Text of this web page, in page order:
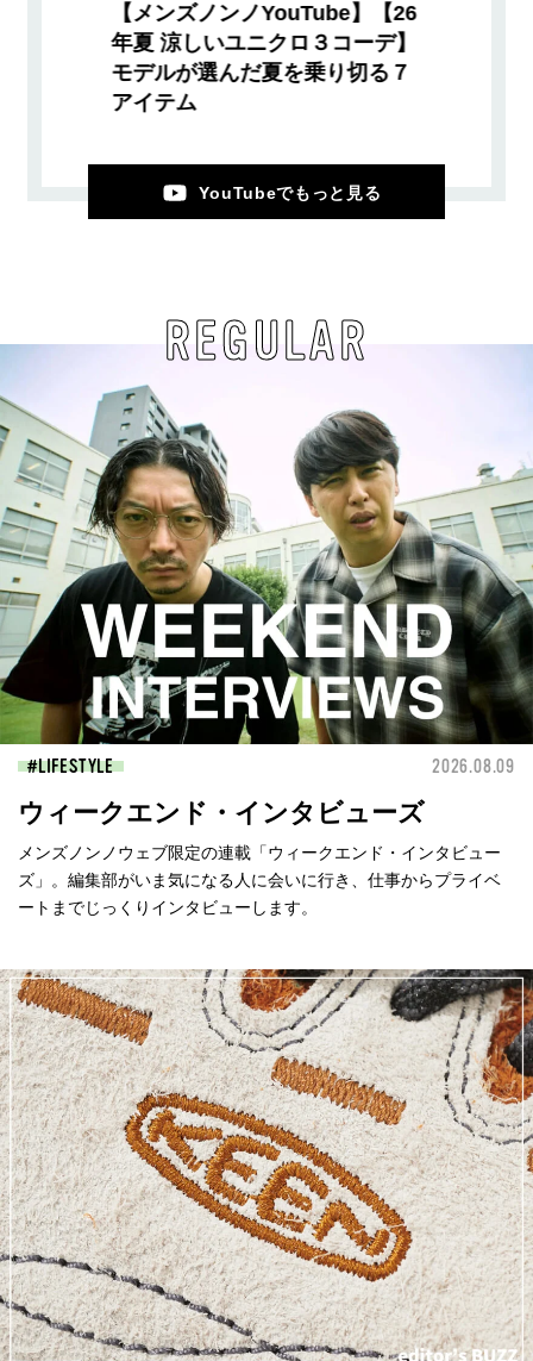
【メンズノンノYouTube】【26
年夏 涼しいユニクロ３コーデ】
モデルが選んだ夏を乗り切る７
アイテム
YouTubeでもっと見る
REGULAR
LIFESTYLE 2026.08.09
ウィークエンド・インタビューズ
メンズノンノウェブ限定の連載「ウィークエンド・インタビュー
ズ」。編集部がいま気になる人に会いに行き、仕事からプライベ
ートまでじっくりインタビューします。